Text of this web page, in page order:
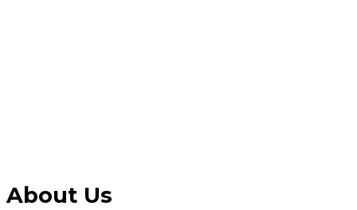
About Us